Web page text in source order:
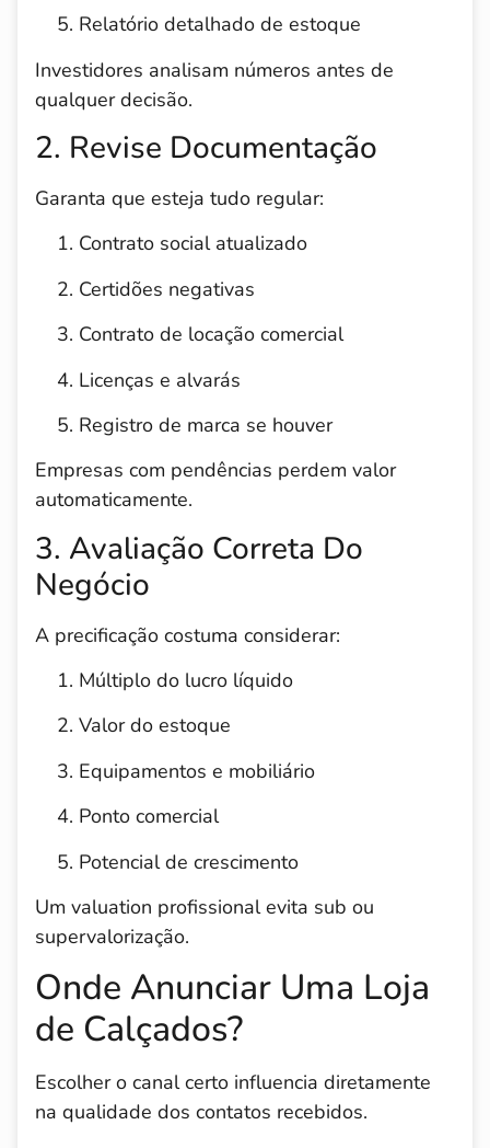
Relatório detalhado de estoque
Investidores analisam números antes de
qualquer decisão.
2. Revise Documentação
Garanta que esteja tudo regular:
Contrato social atualizado
Certidões negativas
Contrato de locação comercial
Licenças e alvarás
Registro de marca se houver
Empresas com pendências perdem valor
automaticamente.
3. Avaliação Correta Do
Negócio
A precificação costuma considerar:
Múltiplo do lucro líquido
Valor do estoque
Equipamentos e mobiliário
Ponto comercial
Potencial de crescimento
Um valuation profissional evita sub ou
supervalorização.
Onde Anunciar Uma Loja
de Calçados?
Escolher o canal certo influencia diretamente
na qualidade dos contatos recebidos.